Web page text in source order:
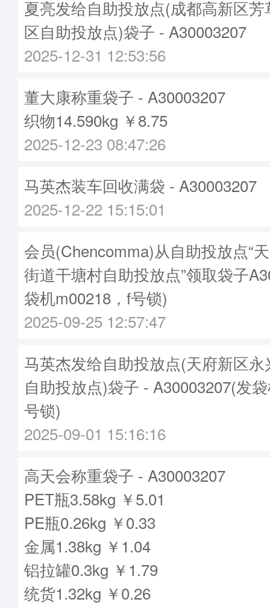
夏亮发给自助投放点(成都高新区
区自助投放点)袋子 - A30003207
2025-12-31 12:53:56
董大康称重袋子 - A30003207
织物14.590kg ￥8.75
2025-12-23 08:47:26
马英杰装车回收满袋 - A30003207
2025-12-22 15:15:01
会员(Chencomma)从自助投放点“
街道干塘村自助投放点”领取袋子
袋机m00218，f号锁)
2025-09-25 12:57:47
马英杰发给自助投放点(天府新区
自助投放点)袋子 - A30003207(发
号锁)
2025-09-01 15:16:16
高天会称重袋子 - A30003207
PET瓶3.58kg ￥5.01
PE瓶0.26kg ￥0.33
金属1.38kg ￥1.04
铝拉罐0.3kg ￥1.79
统货1.32kg ￥0.26